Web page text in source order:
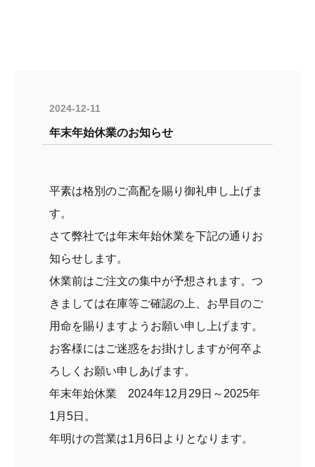
2024-12-11
年末年始休業のお知らせ
平素は格別のご高配を賜り御礼申し上げま
す。
さて弊社では年末年始休業を下記の通りお
知らせします。
休業前はご注文の集中が予想されます。つ
きましては在庫等ご確認の上、お早目のご
用命を賜りますようお願い申し上げます。
お客様にはご迷惑をお掛けしますが何卒よ
ろしくお願い申しあげます。
年末年始休業 2024年12月29日～2025年
1月5日。
年明けの営業は1月6日よりとなります。